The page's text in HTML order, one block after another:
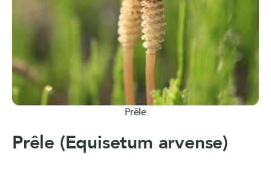
Prêle
Prêle (Equisetum arvense)